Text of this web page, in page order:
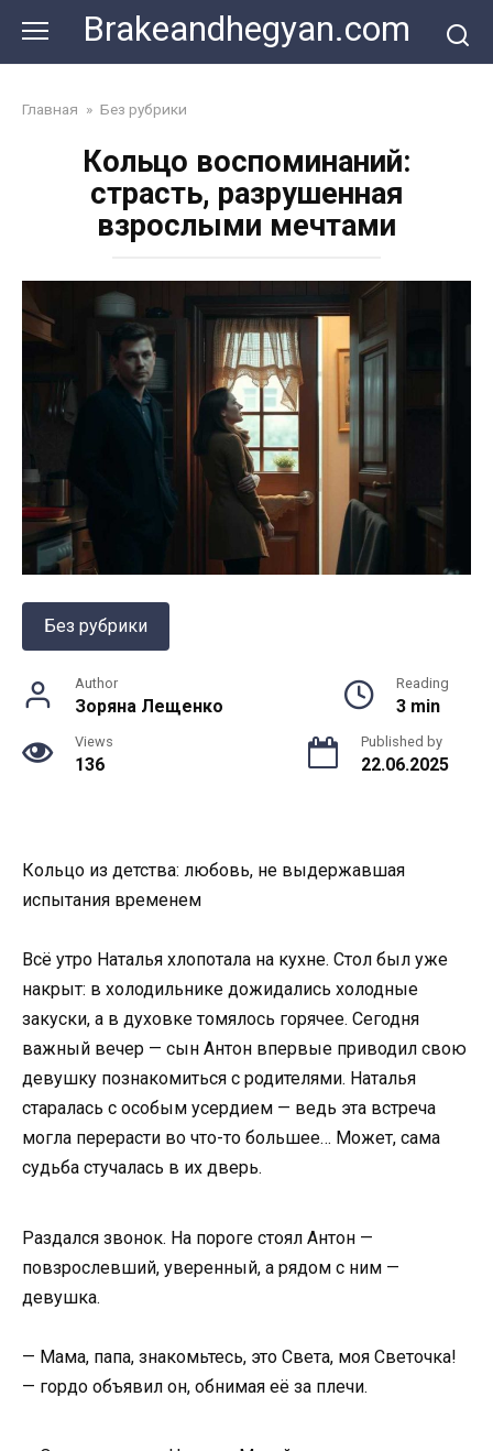
content
Brakeandhegyan.com
Главная » Без рубрики
Кольцо воспоминаний:
страсть, разрушенная
взрослыми мечтами
Без рубрики
Author
Зоряна Лещенко
Reading
3 min
Views
136
Published by
22.06.2025
Кольцо из детства: любовь, не выдержавшая
испытания временем
Всё утро Наталья хлопотала на кухне. Стол был уже
накрыт: в холодильнике дожидались холодные
закуски, а в духовке томялось горячее. Сегодня
важный вечер — сын Антон впервые приводил свою
девушку познакомиться с родителями. Наталья
старалась с особым усердием — ведь эта встреча
могла перерасти во что-то большее… Может, сама
судьба стучалась в их дверь.
Раздался звонок. На пороге стоял Антон —
повзрослевший, уверенный, а рядом с ним —
девушка.
— Мама, папа, знакомьтесь, это Света, моя Светочка!
— гордо объявил он, обнимая её за плечи.